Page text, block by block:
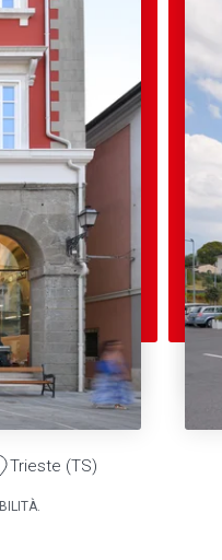
Trieste (TS)